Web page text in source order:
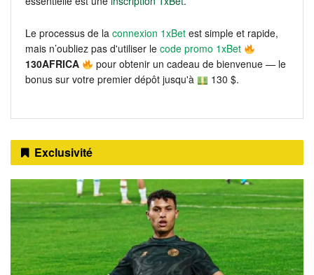
Le processus de la connexion 1xBet est simple et rapide,
mais n’oubliez pas d'utiliser le code promo 1xBet
130AFRICA
pour obtenir un cadeau de bienvenue — le
bonus sur votre premier dépôt jusqu'à
130 $.
Exclusivité